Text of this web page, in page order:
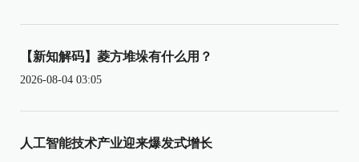
【新知解码】菱方堆垛有什么用？
2026-08-04 03:05
人工智能技术产业迎来爆发式增长